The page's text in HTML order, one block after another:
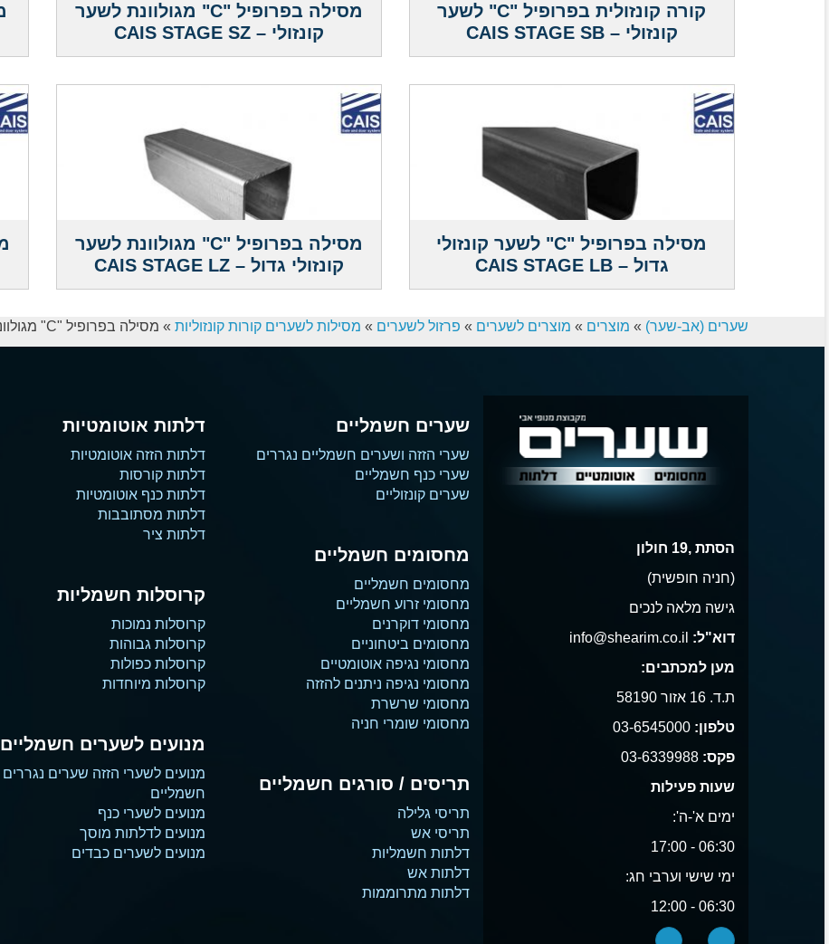
קורה קונזולית בפרופיל "C" לשער
קונזולי – CAIS STAGE SB
מסילה בפרופיל "C" מגולוונת לשער
קונזולי – CAIS STAGE SZ
מסילה בפרופיל "C" לשער קונזולי
גדול – CAIS STAGE LB
מסילה בפרופיל "C" מגולוונת לשער
קונזולי גדול – CAIS STAGE LZ
שערים (אב-שער) » מוצרים » מוצרים לשערים » פרזול לשערים » מסילות לשערים קורות קונזוליות » מסילה בפרופיל "C" מגולוונת לשער קונזולי – CAIS STAGE MZ
הסתת ,19 חולון
(חניה חופשית)
גישה מלאה לנכים
דוא"ל:
מען למכתבים:
ת.ד. 16 אזור 58190
טלפון: 03-6545000
פקס: 03-6339988
שעות פעילות
ימים א'-ה':
06:30 - 17:00
ימי שישי וערבי חג:
06:30 - 12:00
שערים חשמליים
שערי הזזה ושערים חשמליים נגררים
שערי כנף חשמליים
שערים קונזוליים
מחסומים חשמליים
מחסומים חשמליים
מחסומי זרוע חשמליים
מחסומי דוקרנים
מחסומים ביטחוניים
מחסומי נגיפה אוטומטיים
מחסומי נגיפה ניתנים להזזה
מחסומי שרשרת
מחסומי שומרי חניה
תריסים / סורגים חשמליים
תריסי גלילה
תריסי אש
דלתות חשמליות
דלתות אש
דלתות מתרוממות
דלתות אוטומטיות
דלתות הזזה אוטומטיות
דלתות קורסות
דלתות כנף אוטומטיות
דלתות מסתובבות
דלתות ציר
קרוסלות חשמליות
קרוסלות נמוכות
קרוסלות גבוהות
קרוסלות כפולות
קרוסלות מיוחדות
מנועים לשערים חשמליים
מנועים לשערי הזזה שערים נגררים
חשמליים
מנועים לשערי כנף
מנועים לדלתות מוסך
מנועים לשערים כבדים